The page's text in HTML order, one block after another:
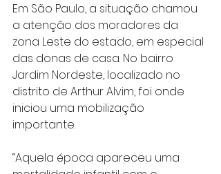
Em São Paulo, a situação chamou
a atenção dos moradores da
zona Leste do estado, em especial
das donas de casa. No bairro
Jardim Nordeste, localizado no
distrito de Arthur Alvim, foi onde
iniciou uma mobilização
importante.
“Aquela época apareceu uma